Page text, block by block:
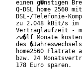
einen g�nstigen
Q-DSL home 2560
DSL-/Telefonie-
zu 2.048 kBit/s im
Vertraglaufzeit -
zw�lf Monate
des
home2560
bzw. 24
178 Euro